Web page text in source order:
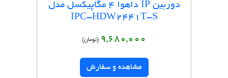
دوربین IP داهوا 4 مگاپیکسل مدل
IPC-HDW2441T-S
9,680,000 (تومان)
مشاهده و سفارش